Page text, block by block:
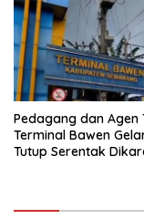
Pedagang dan Agen
Terminal Bawen
Tutup Serentak